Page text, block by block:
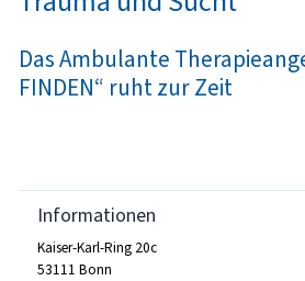
Das Ambulante
FINDEN“ ruht zur Zeit
Informationen
Kaiser-Karl-Ring 20c
53111 Bonn